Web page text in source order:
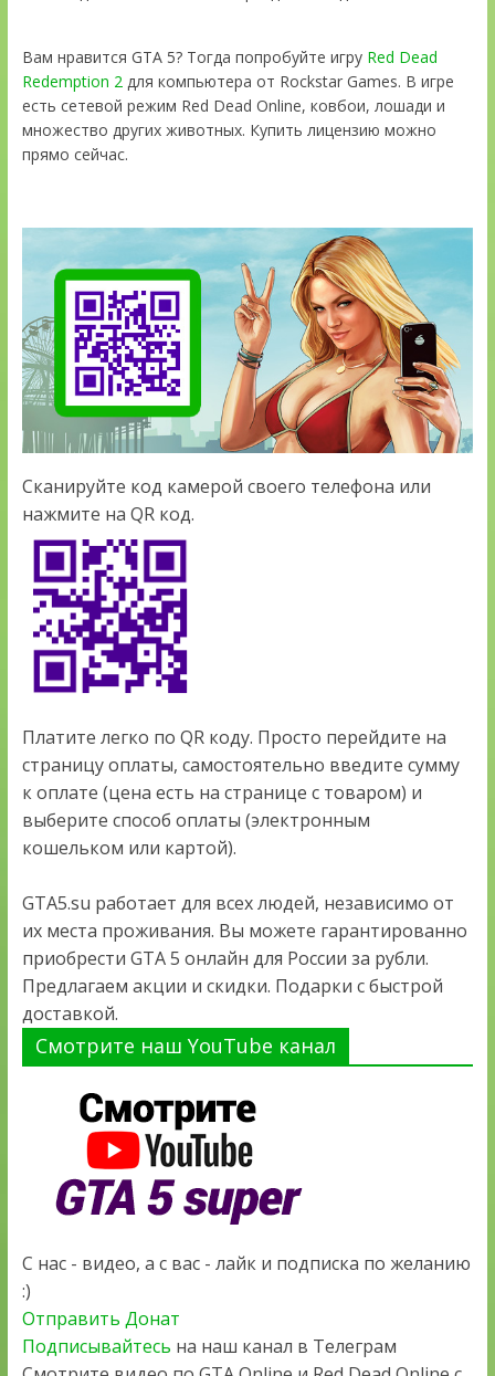
Вам нравится GTA 5? Тогда попробуйте игру Red Dead
Redemption 2для компьютера от Rockstar Games. В игре
есть сетевой режим Red Dead Online, ковбои, лошади и
множество других животных. Купить лицензию можно
прямо сейчас.
Сканируйте код камерой своего телефона или
нажмите на QR код.
Платите легко по QR коду. Просто перейдите на
страницу оплаты, самостоятельно введите сумму
к оплате (цена есть на странице с товаром) и
выберите способ оплаты (электронным
кошельком или картой).
GTA5.su работает для всех людей, независимо от
их места проживания. Вы можете гарантированно
приобрести GTA 5 онлайн для России за рубли.
Предлагаем акции и скидки. Подарки с быстрой
доставкой.
Смотрите наш YouTube канал
С нас - видео, а с вас - лайк и подписка по желанию
:)
Отправить Донат
Подписывайтесь на наш канал в Телеграм